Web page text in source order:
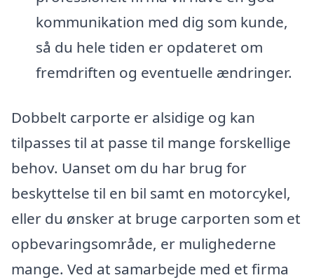
kommunikation med dig som kunde,
så du hele tiden er opdateret om
fremdriften og eventuelle ændringer.
Dobbelt carporte er alsidige og kan
tilpasses til at passe til mange forskellige
behov. Uanset om du har brug for
beskyttelse til en bil samt en motorcykel,
eller du ønsker at bruge carporten som et
opbevaringsområde, er mulighederne
mange. Ved at samarbejde med et firma